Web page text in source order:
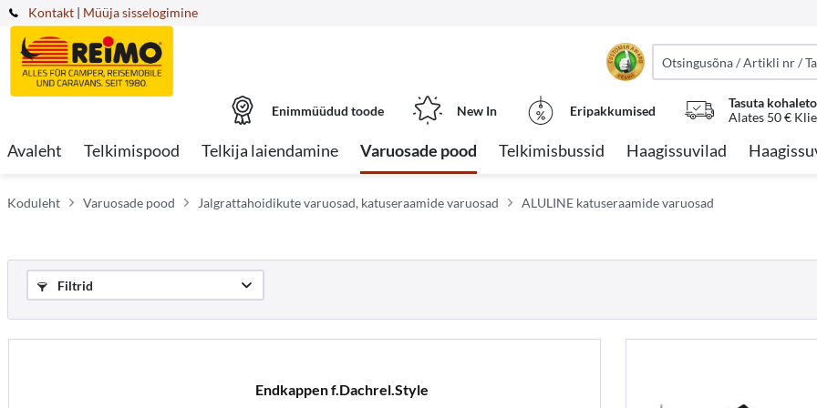
Kontakt | Müüja sisselogimine
Enimmüüdud toode New In Eripakkumised
Tasuta
Alates 50 €
Avaleht Telkimispood Telkija laiendamine Varuosade pood Telkimisbussid Haagissuvilad
Koduleht Varuosade pood Jalgrattahoidikute varuosad, katuseraamide varuosad ALULINE katuseraamide varuosad
Filtrid
Endkappen f.Dachrel.Style